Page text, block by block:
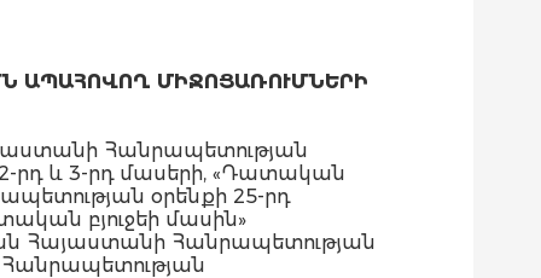
ԱՊԱՀՈՎՈՂ ՄԻՋՈՑԱՌՈՒՄՆԵՐԻ
Հանրապետության
2-րդ և 3-րդ մասերի, «Դատական
օրենքի 25-րդ
բյուջեի մասին»
Հայաստանի Հանրապետության